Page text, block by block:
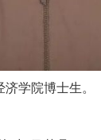
学院博士生。